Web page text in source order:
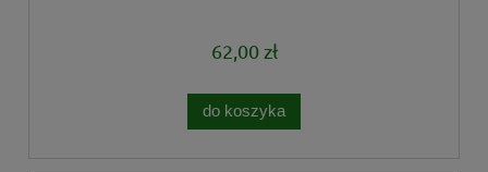
62,00 zł
do koszyka